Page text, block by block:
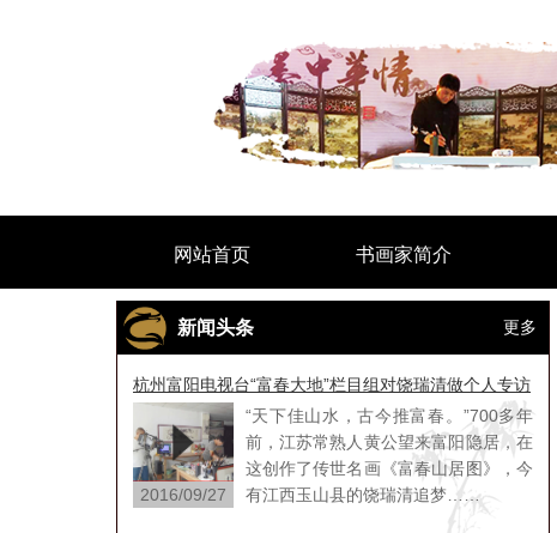
网站首页 书画家简介
更多
新闻头条
杭州富阳电视台“富春大地”栏目组对饶瑞清做个人专访
2016/09/27
“天下佳山水，古今推富春。”700多年
前，江苏常熟人黄公望来富阳隐居，在
这创作了传世名画《富春山居图》，今
有江西玉山县的饶瑞清追梦……